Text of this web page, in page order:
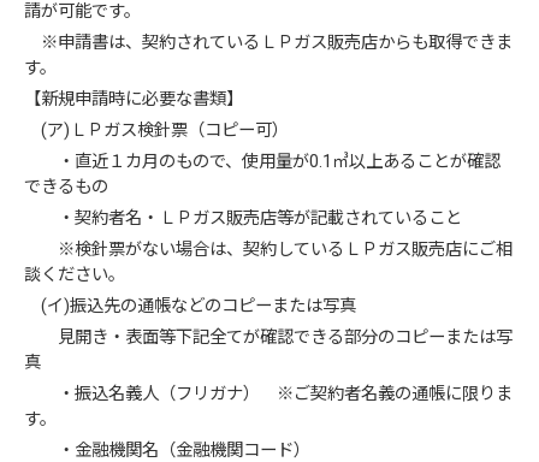
請が可能です。
※申請書は、契約されているＬＰガス販売店からも取得できま
す。
【新規申請時に必要な書類】
(ア)ＬＰガス検針票（コピー可）
・直近１カ月のもので、使用量が0.1㎥以上あることが確認
できるもの
・契約者名・ＬＰガス販売店等が記載されていること
※検針票がない場合は、契約しているＬＰガス販売店にご相
談ください。
(イ)振込先の通帳などのコピーまたは写真
見開き・表面等下記全てが確認できる部分のコピーまたは写
真
・振込名義人（フリガナ） ※ご契約者名義の通帳に限りま
す。
・金融機関名（金融機関コード）